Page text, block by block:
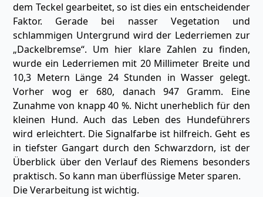
dem Teckel gearbeitet, so ist dies ein entscheidender
Faktor. Gerade bei nasser Vegetation und
schlammigen Untergrund wird der Lederriemen zur
„Dackelbremse“. Um hier klare Zahlen zu finden,
wurde ein Lederriemen mit 20 Millimeter Breite und
10,3 Metern Länge 24 Stunden in Wasser gelegt.
Vorher wog er 680, danach 947 Gramm. Eine
Zunahme von knapp 40 %. Nicht unerheblich für den
kleinen Hund. Auch das Leben des Hundeführers
wird erleichtert. Die Signalfarbe ist hilfreich. Geht es
in tiefster Gangart durch den Schwarzdorn, ist der
Überblick über den Verlauf des Riemens besonders
praktisch. So kann man überflüssige Meter sparen.
Die Verarbeitung ist wichtig.